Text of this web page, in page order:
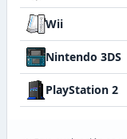
Wii
Nintendo 3DS
PlayStation 2